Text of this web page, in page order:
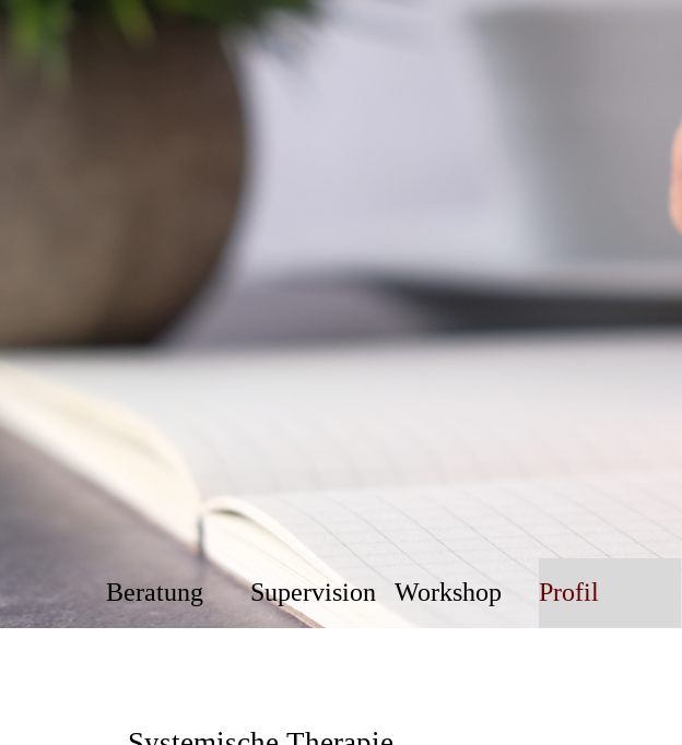
Direkt zum Seiteninhalt
Beratung Supervision Workshop ▼
Profil